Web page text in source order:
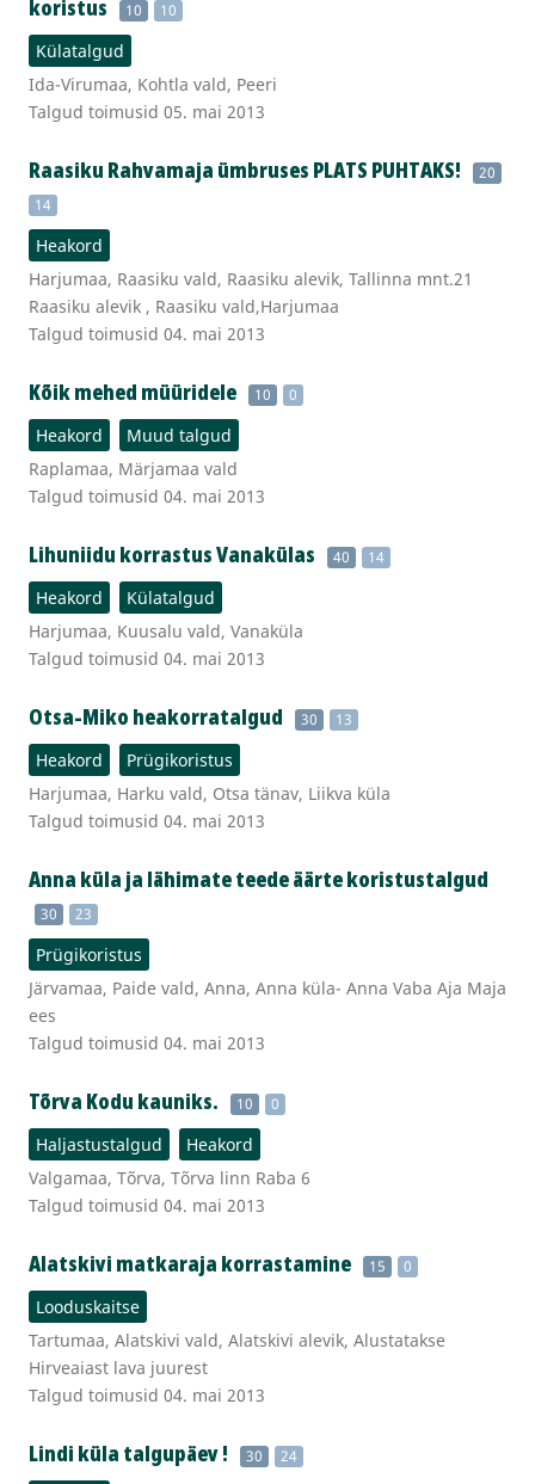
koristus 10 10
Külatalgud
Ida-Virumaa, Kohtla vald, Peeri
Talgud toimusid 05. mai 2013
Raasiku Rahvamaja ümbruses PLATS PUHTAKS!
20
14
Heakord
Harjumaa, Raasiku vald, Raasiku alevik, Tallinna mnt.21
Raasiku alevik , Raasiku vald,Harjumaa
Talgud toimusid 04. mai 2013
Kõik mehed müüridele 10 0
Heakord
Muud talgud
Raplamaa, Märjamaa vald
Talgud toimusid 04. mai 2013
Lihuniidu korrastus Vanakülas 40 14
Heakord
Külatalgud
Harjumaa, Kuusalu vald, Vanaküla
Talgud toimusid 04. mai 2013
Otsa-Miko heakorratalgud 30 13
Heakord
Prügikoristus
Harjumaa, Harku vald, Otsa tänav, Liikva küla
Talgud toimusid 04. mai 2013
Anna küla ja lähimate teede äärte koristustalgud
30 23
Prügikoristus
Järvamaa, Paide vald, Anna, Anna küla- Anna Vaba Aja Maja
ees
Talgud toimusid 04. mai 2013
Tõrva Kodu kauniks. 10 0
Haljastustalgud
Heakord
Valgamaa, Tõrva, Tõrva linn Raba 6
Talgud toimusid 04. mai 2013
Alatskivi matkaraja korrastamine 15 0
Looduskaitse
Tartumaa, Alatskivi vald, Alatskivi alevik, Alustatakse
Hirveaiast lava juurest
Talgud toimusid 04. mai 2013
Lindi küla talgupäev ! 30 24